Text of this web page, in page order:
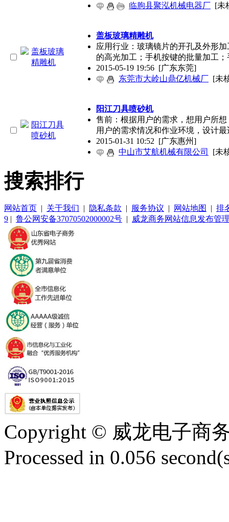
临朐县聚泓机械电器厂 [未
盖板玻璃精雕机
应用行业：玻璃镜片的开孔及外形
的高光加工；手机按键的批量加工；
2015-05-19 19:56 [广东东莞]
东莞市大岭山鼎亿机械厂 [未
阳江刀具喷砂机
售前：根据用户的需求，想用户所
用户的需求情况和作业环境，设计最
2015-01-31 10:52 [广东惠州]
中山市艾航机械有限公司
[未
搜索排行
网站首页 | 关于我们 | 隐私条款 | 服务协议 | 网站地图 | 排
9 | 鲁公网安备37070502000002号 | 威龙商务网站信息发布管
Copyright © 威龙电子商
Processed in 0.056